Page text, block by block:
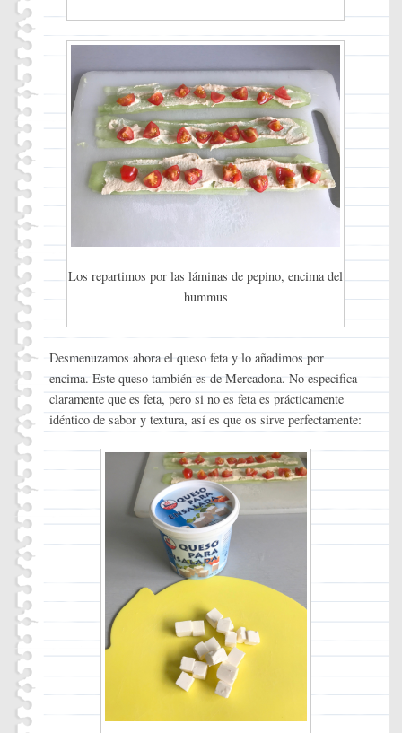
Los repartimos por las láminas de pepino, encima del
hummus
Desmenuzamos ahora el queso feta y lo añadimos por
encima. Este queso también es de Mercadona. No especifica
claramente que es feta, pero si no es feta es prácticamente
idéntico de sabor y textura, así es que os sirve perfectamente: